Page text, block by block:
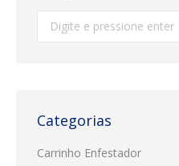
Search:
Categorias
Carrinho Enfestador